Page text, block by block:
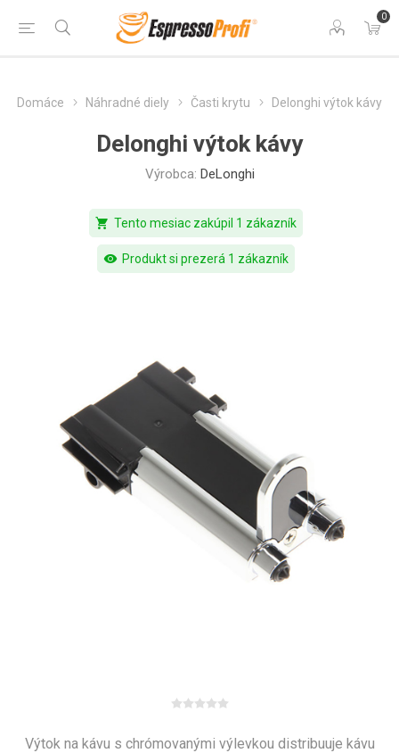
0
Domáce Náhradné diely Časti krytu Delonghi výtok kávy
Delonghi výtok kávy
Výrobca: DeLonghi
shopping_cart Tento mesiac zakúpil 1 zákazník
visibility Produkt si prezerá 1 zákazník
Výtok na kávu s chrómovanými výlevkou distribuuje kávu